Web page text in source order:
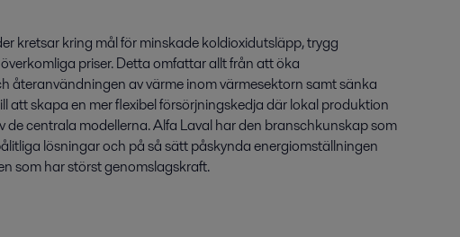
kretsar kring mål för minskade koldioxidutsläpp, trygg
priser. Detta omfattar allt från att öka
återanvändningen av värme inom värmesektorn samt sänka
att skapa en mer flexibel försörjningskedja där lokal produktion
de centrala modellerna. Alfa Laval har den branschkunskap som
lösningar och på så sätt påskynda energiomställningen
som har störst genomslagskraft.